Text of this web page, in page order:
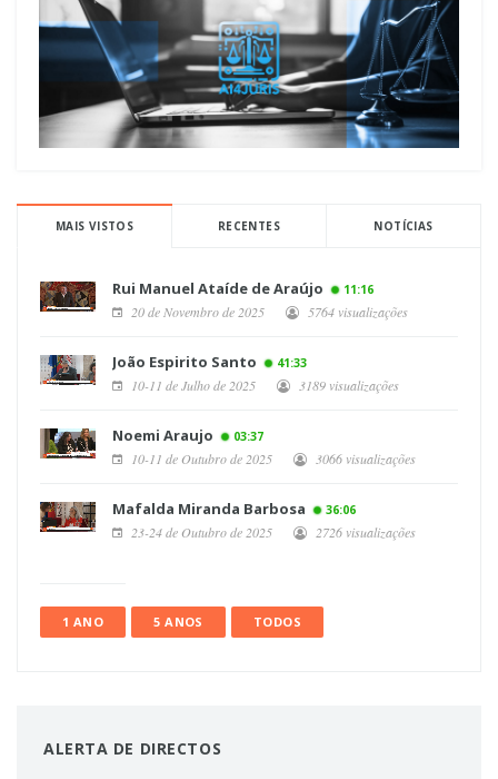
MAIS VISTOS RECENTES NOTÍCIAS
Rui Manuel Ataíde de Araújo 11:16
20 de Novembro de 2025 5764 visualizações
João Espirito Santo 41:33
10-11 de Julho de 2025 3189 visualizações
Noemi Araujo 03:37
10-11 de Outubro de 2025 3066 visualizações
Mafalda Miranda Barbosa 36:06
23-24 de Outubro de 2025 2726 visualizações
1 ANO 5 ANOS TODOS
ALERTA DE DIRECTOS